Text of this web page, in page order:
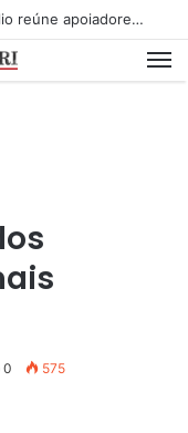
Na companhia de Pets, Luciano Bazílio reúne apoiadores e lideranças em lançamento de pré-candidatura a deputado estadual
0 575